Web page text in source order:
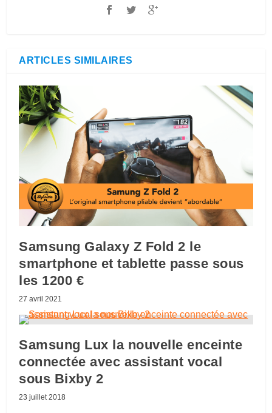
ARTICLES SIMILAIRES
Samsung Galaxy Z Fold 2 le
smartphone et tablette passe sous
les 1200 €
27 avril 2021
Samsung Lux la nouvelle enceinte
connectée avec assistant vocal
sous Bixby 2
23 juillet 2018